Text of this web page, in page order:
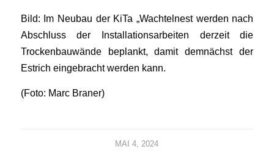
Bild: Im Neubau der KiTa „Wachtelnest werden nach
Abschluss der Installationsarbeiten derzeit die
Trockenbauwände beplankt, damit demnächst der
Estrich eingebracht werden kann.
(Foto: Marc Braner)
MAI 4, 2024